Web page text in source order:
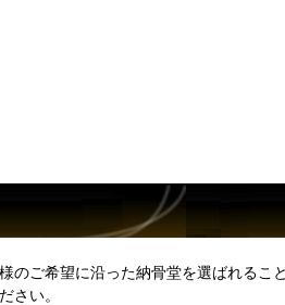
ご希望に沿った納骨堂を選ばれるこ
さい。